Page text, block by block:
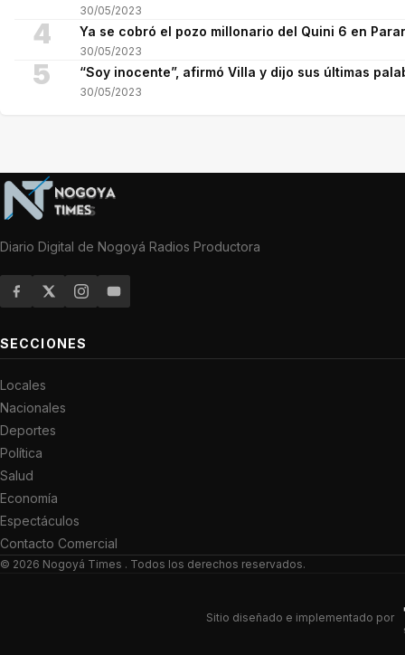
30/05/2023
4 Ya se cobró el pozo millonario del Quini 6 en
30/05/2023
5 “Soy inocente”, afirmó Villa y dijo sus últimas
30/05/2023
Diario Digital de Nogoyá Radios Productora
SECCIONES
Locales
Nacionales
Deportes
Política
Salud
Economía
Espectáculos
Contacto Comercial
© 2026 Nogoyá Times . Todos los derechos reservados.
Sitio diseñado e implementado por